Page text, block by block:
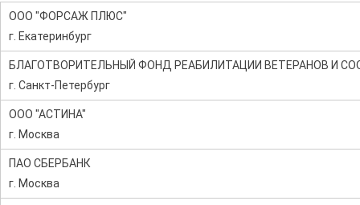
ООО "ФОРСАЖ ПЛЮС"
г. Екатеринбург
БЛАГОТВОРИТЕЛЬНЫЙ ФОНД РЕАБИЛИТАЦИИ ВЕТЕРАНОВ И
г. Санкт-Петербург
ООО "АСТИНА"
г. Москва
ПАО СБЕРБАНК
г. Москва